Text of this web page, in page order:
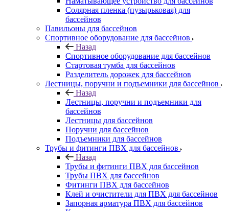
Солярная пленка (пузырьковая) для
бассейнов
Павильоны для бассейнов
Спортивное оборудование для бассейнов
Назад
Спортивное оборудование для бассейнов
Стартовая тумба для бассейнов
Разделитель дорожек для бассейнов
Лестницы, поручни и подъемники для бассейнов
Назад
Лестницы, поручни и подъемники для
бассейнов
Лестницы для бассейнов
Поручни для бассейнов
Подъемники для бассейнов
Трубы и фитинги ПВХ для бассейнов
Назад
Трубы и фитинги ПВХ для бассейнов
Трубы ПВХ для бассейнов
Фитинги ПВХ для бассейнов
Клей и очистители для ПВХ для бассейнов
Запорная арматура ПВХ для бассейнов